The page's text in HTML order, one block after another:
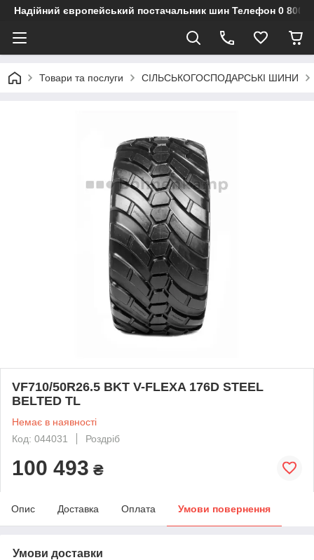
Надійний європейський постачальник шин Телефон 0 800
Товари та послуги СІЛЬСЬКОГОСПОДАРСЬКІ ШИНИ
VF710/50R26.5 BKT V-FLEXA 176D STEEL
BELTED TL
Немає в наявності
Код: 044031
Роздріб
100 493 ₴
Опис Доставка Оплата Умови повернення
Умови доставки